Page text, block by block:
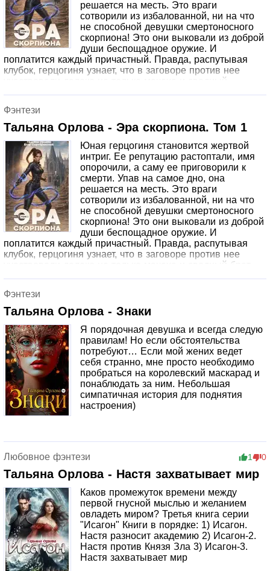
решается на месть. Это враги
сотворили из избалованной, ни на что
не способной девушки смертоносного
скорпиона! Это они выковали из доброй
души беспощадное оружие. И
поплатится каждый причастный. Правда, распутывая
клубок, герцогиня узнает, что в заговоре против нее
участвовали далеко не только мачеха и сводный
Фэнтези
Тальяна Орлова - Эра скорпиона. Том 1
Юная герцогиня становится жертвой
интриг. Ее репутацию растоптали, имя
опорочили, а саму ее приговорили к
смерти. Упав на самое дно, она
решается на месть. Это враги
сотворили из избалованной, ни на что
не способной девушки смертоносного
скорпиона! Это они выковали из доброй
души беспощадное оружие. И
поплатится каждый причастный. Правда, распутывая
клубок, герцогиня узнает, что в заговоре против нее
участвовали далеко не только мачеха и сводный брат…
Фэнтези
Тальяна Орлова - Знаки
Я порядочная девушка и всегда следую
правилам! Но если обстоятельства
потребуют… Если мой жених ведет
себя странно, мне просто необходимо
пробраться на королевский маскарад и
понаблюдать за ним. Небольшая
симпатичная история для поднятия
настроения)
Любовное фэнтези 1 0
Тальяна Орлова - Настя захватывает мир
Каков промежуток времени между
первой гнусной мыслью и желанием
овладеть миром? Третья книга серии
"Исагон" Книги в порядке: 1) Исагон.
Настя разносит академию 2) Исагон-2.
Настя против Князя Зла 3) Исагон-3.
Настя захватывает мир